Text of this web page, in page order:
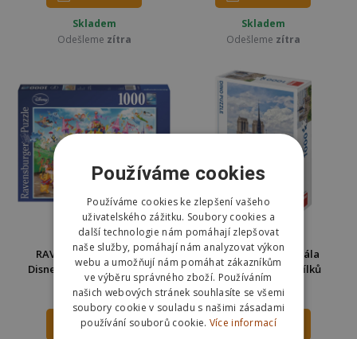
Skladem
Odešleme zítra
Skladem
Odešleme zítra
RAVENSBURGER Puzzle
Disney karneval 1000 dílků
289 Kč 359 Kč
DO KOŠÍKU
Dino Puzzle Katedrála
Notre-Dame 1000 dílků
253 Kč 350 Kč
DO KOŠÍKU
Používáme cookies
Používáme cookies ke zlepšení vašeho
uživatelského zážitku. Soubory cookies a
další technologie nám pomáhají zlepšovat
naše služby, pomáhají nám analyzovat výkon
webu a umožňují nám pomáhat zákazníkům
ve výběru správného zboží. Používáním
našich webových stránek souhlasíte se všemi
soubory cookie v souladu s našimi zásadami
používání souborů cookie. Více informací